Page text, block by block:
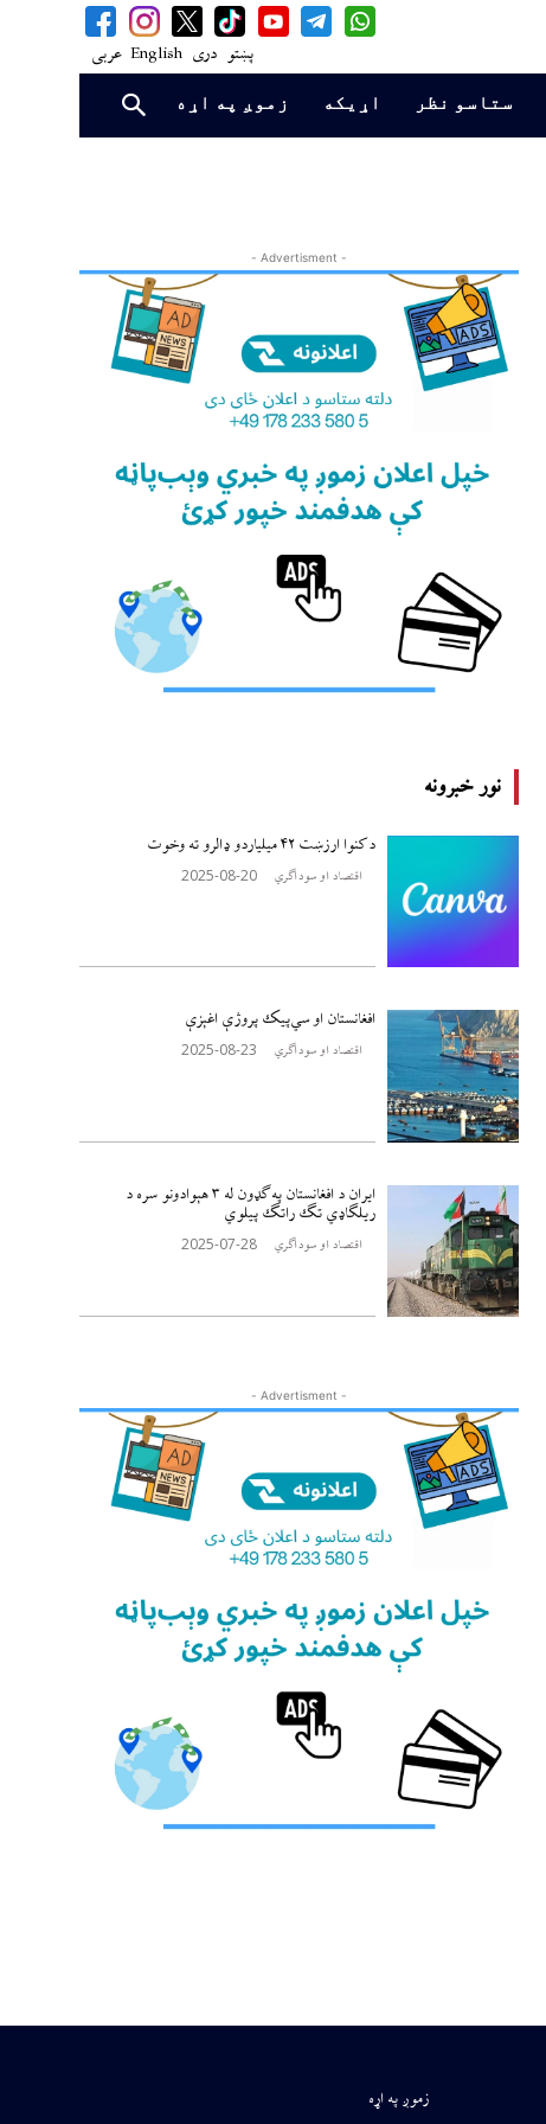
پښتو دری English عربی
ستاسو نظر اړیکه زموږ په اړه
- Advertisment -
نور خبرونه
د کنوا ارزښت ۴۲ میلیاردو ډالرو ته وخوت
اقتصاد او سوداګري 2025-08-20
افغانستان او سي‌پیک پروژې اغېزې
اقتصاد او سوداګري 2025-08-23
ایران د افغانستان په ګډون له ٣ هېوادونو سره د
ریلګاډي تګ راتګ پیلوي
اقتصاد او سوداګري 2025-07-28
- Advertisment -
زموږ په اړه